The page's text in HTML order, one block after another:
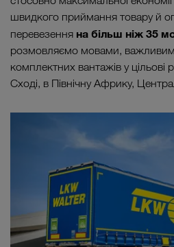
швидкого приймання товару й
перевезення на більш ніж 35
розмовляємо мовами,
комплектних вантажів у
Сході, в Північну Африку,